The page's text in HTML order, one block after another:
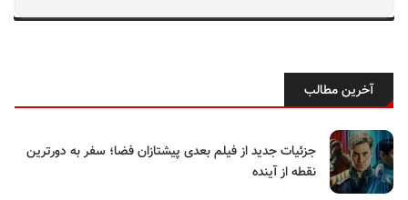
آخرین مطالب
جزئیات جدید از فیلم بعدی پیشتازان فضا؛ سفر به دورترین
نقطه از آینده